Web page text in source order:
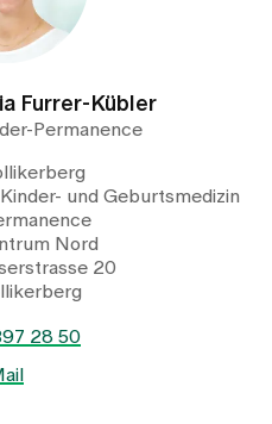
Furrer-Kübler
Permanence
und Geburtsmedizin
Nord
20
28 50